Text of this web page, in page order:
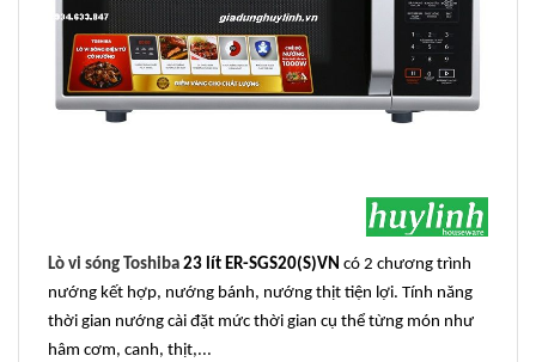
Lò vi sóng Toshiba 23 lít ER-SGS20(S)VN có 2 chương trình
nướng kết hợp, nướng bánh, nướng thịt tiện lợi. Tính năng
thời gian nướng cài đặt mức thời gian cụ thể từng món như
hâm cơm, canh, thịt,...